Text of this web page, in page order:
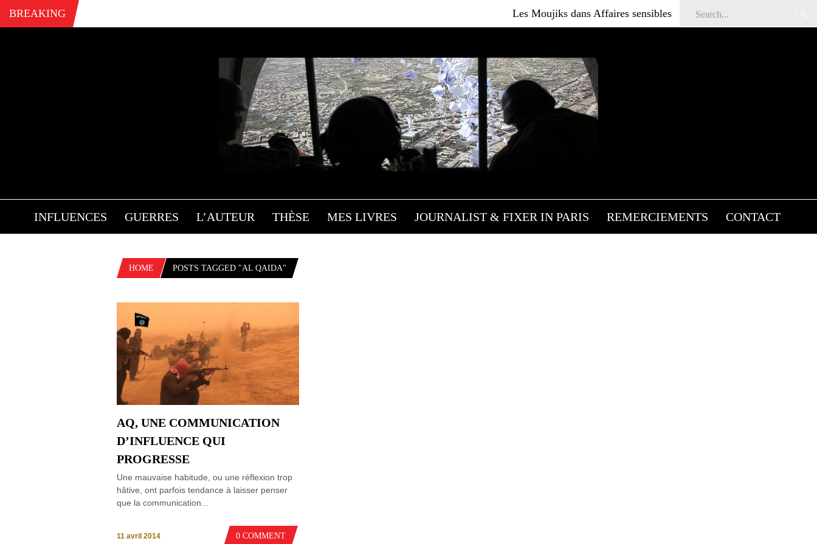
BREAKING Les Moujiks dans Affaires sensibles Articles gratuits DSI sur
INFLUENCES GUERRES L’AUTEUR THÈSE MES LIVRES JOURNALIST & FIXER IN PARIS REMERCIEMENTS CONTACT
HOME POSTS TAGGED "AL QAIDA"
AQ, UNE COMMUNICATION
D’INFLUENCE QUI
PROGRESSE
Une mauvaise habitude, ou une réflexion trop
hâtive, ont parfois tendance à laisser penser
que la communication...
11 avril 2014 0 COMMENT